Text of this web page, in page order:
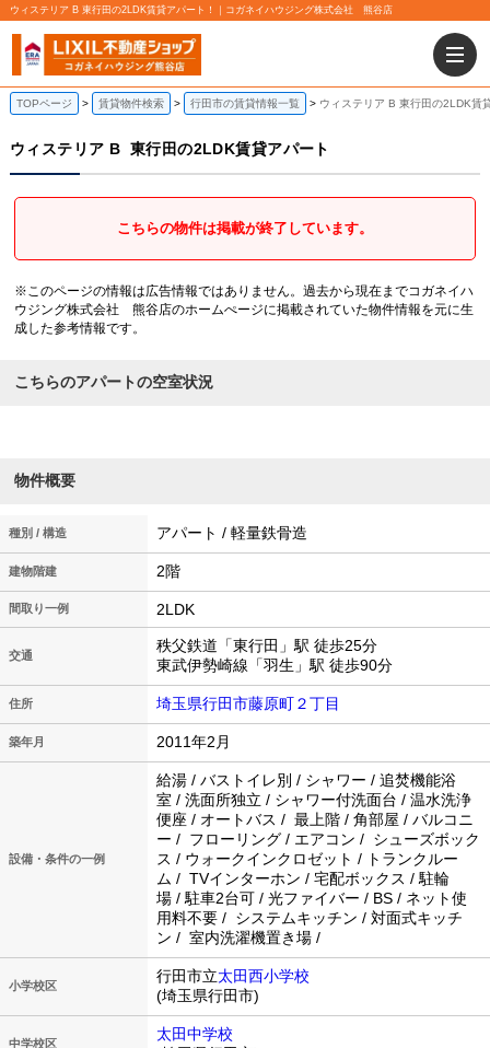
ウィステリア B 東行田の2LDK賃貸アパート！｜コガネイハウジング株式会社 熊谷店
TOPページ 賃貸物件検索 行田市の賃貸情報一覧 ウィステリア B 東行田の2LDK賃
ウィステリア B 東行田の2LDK賃貸アパート
こちらの物件は掲載が終了しています。
※このページの情報は広告情報ではありません。過去から現在までコガネイハ
ウジング株式会社 熊谷店のホームぺージに掲載されていた物件情報を元に生
成した参考情報です。
こちらのアパートの空室状況
物件概要
種別 / 構造 アパート / 軽量鉄骨造
建物階建 2階
間取り一例 2LDK
交通
秩父鉄道「東行田」駅 徒歩25分
東武伊勢崎線「羽生」駅 徒歩90分
住所 埼玉県行田市藤原町２丁目
築年月 2011年2月
設備・条件の一例
給湯 / バストイレ別 / シャワー / 追焚機能浴
室 / 洗面所独立 / シャワー付洗面台 / 温水洗浄
便座 / オートバス / 最上階 / 角部屋 / バルコニ
ー / フローリング / エアコン / シューズボック
ス / ウォークインクロゼット / トランクルー
ム / TVインターホン / 宅配ボックス / 駐輪
場 / 駐車2台可 / 光ファイバー / BS / ネット使
用料不要 / システムキッチン / 対面式キッチ
ン / 室内洗濯機置き場 /
小学校区
行田市立太田西小学校
(埼玉県行田市)
中学校区
太田中学校